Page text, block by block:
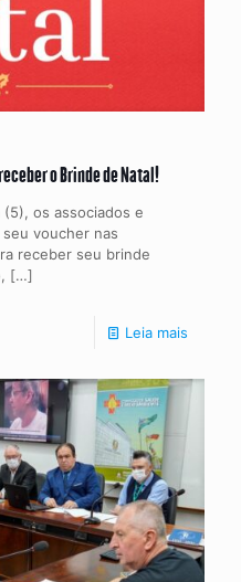
o Brinde de Natal!
os associados e
voucher nas
receber seu brinde
[…]
Leia mais